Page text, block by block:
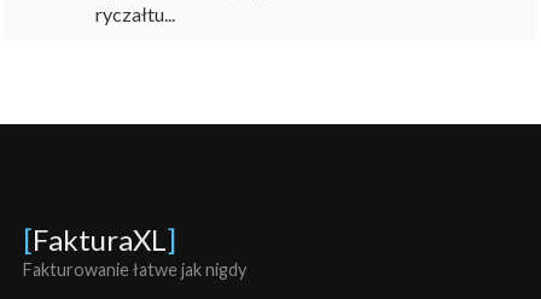
ryczałtu...
[FakturaXL ]
Fakturowanie łatwe jak nigdy